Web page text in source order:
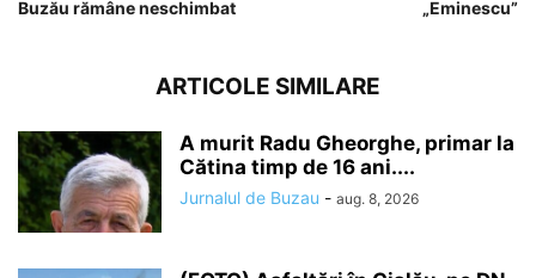
Buzău rămâne neschimbat
„Eminescu”
ARTICOLE SIMILARE
A murit Radu Gheorghe, primar la
Cătina timp de 16 ani....
Jurnalul de Buzau - aug. 8, 2026